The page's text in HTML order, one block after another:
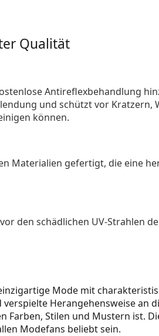
Qualität
Antireflexbehandlung
und schützt vor Kratzern,
können.
Materialien gefertigt, die eine
den schädlichen UV-Strahlen
Mode mit
Herangehensweise an
Farben, Stilen und Mustern ist.
Modefans beliebt sein.